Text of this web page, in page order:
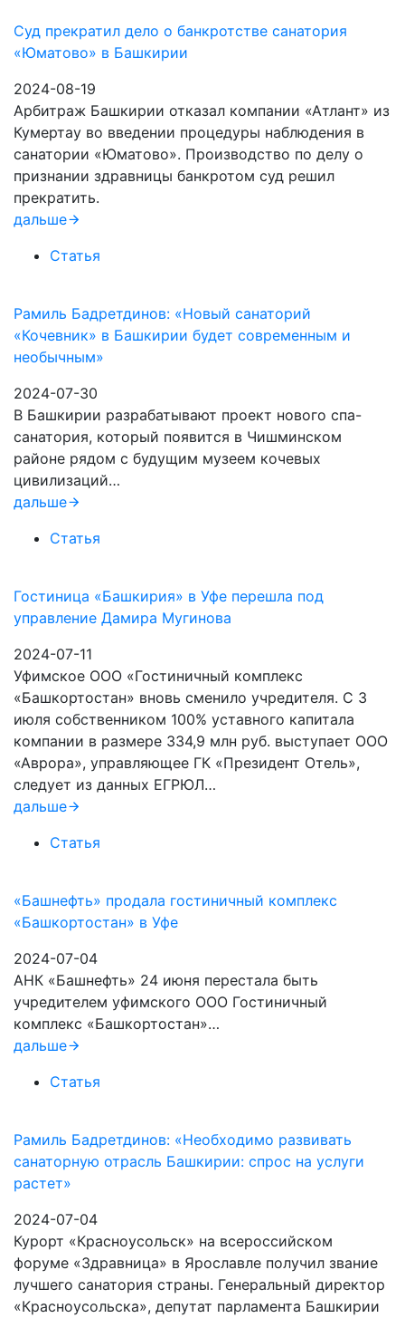
Суд прекратил дело о банкротстве санатория
«Юматово» в Башкирии
2024-08-19
Арбитраж Башкирии отказал компании «Атлант» из
Кумертау во введении процедуры наблюдения в
санатории «Юматово». Производство по делу о
признании здравницы банкротом суд решил
прекратить.
дальше
Статья
Рамиль Бадретдинов: «Новый санаторий
«Кочевник» в Башкирии будет современным и
необычным»
2024-07-30
В Башкирии разрабатывают проект нового спа-
санатория, который появится в Чишминском
районе рядом с будущим музеем кочевых
цивилизаций…
дальше
Статья
Гостиница «Башкирия» в Уфе перешла под
управление Дамира Мугинова
2024-07-11
Уфимское ООО «Гостиничный комплекс
«Башкортостан» вновь сменило учредителя. С 3
июля собственником 100% уставного капитала
компании в размере 334,9 млн руб. выступает ООО
«Аврора», управляющее ГК «Президент Отель»,
следует из данных ЕГРЮЛ…
дальше
Статья
«Башнефть» продала гостиничный комплекс
«Башкортостан» в Уфе
2024-07-04
АНК «Башнефть» 24 июня перестала быть
учредителем уфимского ООО Гостиничный
комплекс «Башкортостан»…
дальше
Статья
Рамиль Бадретдинов: «Необходимо развивать
санаторную отрасль Башкирии: спрос на услуги
растет»
2024-07-04
Курорт «Красноусольск» на всероссийском
форуме «Здравница» в Ярославле получил звание
лучшего санатория страны. Генеральный директор
«Красноусольска», депутат парламента Башкирии